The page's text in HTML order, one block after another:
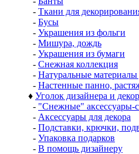
- Ткани для
- Бусы
- Украшения из фольги
- Мишура, дождь
- Украшения из бумаги
- Снежная коллекция
- Натуральные материалы
- Настенные панно,
♦ Уголок дизайнера и
- "Снежные" аксессуары-
- Аксессуары для декора
- Подставки, крючки,
- Упаковка подарков
- В помощь дизайнеру